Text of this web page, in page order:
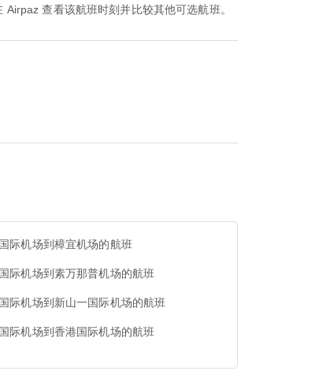
查看该航班时刻并比较其他可选航班。
际机场到樟宜机场的航班
际机场到素万那普机场的航班
际机场到新山一国际机场的航班
际机场到香港国际机场的航班